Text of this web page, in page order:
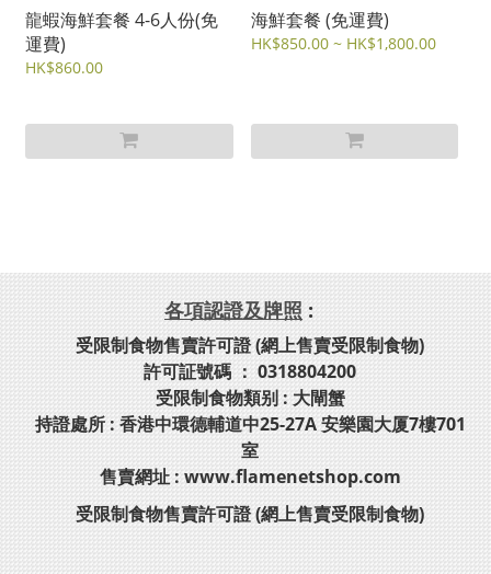
龍蝦海鮮套餐 4-6人份(免
運費)
HK$860.00
海鮮套餐 (免運費)
HK$850.00 ~ HK$1,800.00
各項認證及牌照 :
受限制食物售賣許可證 (網上售賣受限制食物)
許可証號碼 ： 0318804200
受限制食物類别 : 大閘蟹
持證處所 : 香港中環德輔道中25-27A 安樂園大厦7樓701
室
售賣網址 : www.flamenetshop.com
受限制食物售賣許可證 (網上售賣受限制食物)